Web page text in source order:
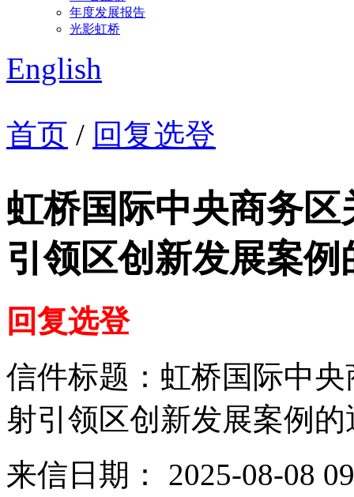
年度发展报告
光影虹桥
English
首页 / 回复选登
虹桥国际中央商务
引领区创新发展案
回复选登
信件标题：虹桥国际中
射引领区创新发展案例
来信日期： 2025-08-08